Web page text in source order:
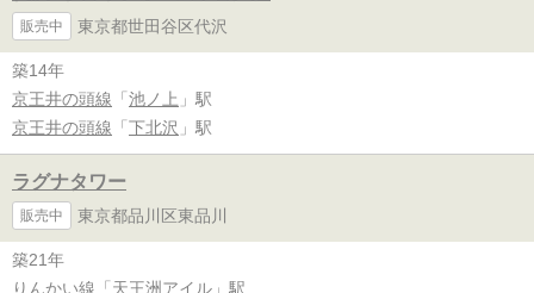
販売中 東京都世田谷区代沢
築14年
京王井の頭線 「 池ノ上 」駅
京王井の頭線 「 下北沢 」駅
ラグナタワー
販売中 東京都品川区東品川
築21年
りんかい線 「 天王洲アイル 」駅